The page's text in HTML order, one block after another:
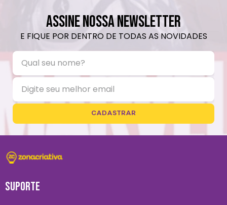
ASSINE NOSSA NEWSLETTER
E FIQUE POR DENTRO DE TODAS AS NOVIDADES
CADASTRAR
SUPORTE